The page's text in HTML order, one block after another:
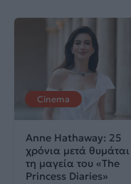
Cinema
Anne Hathaway: 25
χρόνια μετά θυμάται
τη μαγεία του «The
Princess Diaries»